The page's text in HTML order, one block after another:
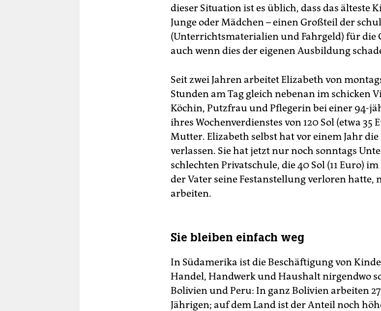
dieser Situation ist es üblich, dass das älteste
Junge oder Mädchen – einen Großteil der
(Unterrichtsmaterialien und Fahrgeld) für die
auch wenn dies der eigenen Ausbildung
Seit zwei Jahren arbeitet Elizabeth von
Stunden am Tag gleich nebenan im schicken
Köchin, Putzfrau und Pflegerin bei einer 94-
ihres Wochenverdienstes von 120 Sol (etwa 35
Mutter. Elizabeth selbst hat vor einem Jahr
verlassen. Sie hat jetzt nur noch sonntags
schlechten Privatschule, die 40 Sol (11 Euro)
der Vater seine Festanstellung verloren hatte,
arbeiten.
Sie bleiben einfach weg
In Südamerika ist die Beschäftigung von
Handel, Handwerk und Haushalt nirgendwo
Bolivien und Peru: In ganz Bolivien arbeiten
Jährigen; auf dem Land ist der Anteil noch